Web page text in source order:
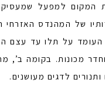
המקום למפעל
של המהנדס האזרחי
העומד על תלו עד עצם
מכונות. בקומה ב’,
לדגים מעושנים.